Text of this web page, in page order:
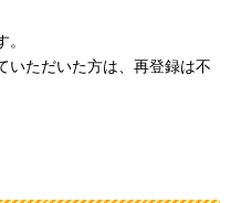
いただいた方は、再登録は不